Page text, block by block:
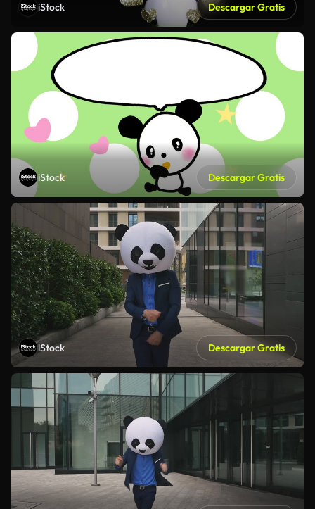
iStock Descargar Gratis
iStock Descargar Gratis
iStock Descargar Gratis